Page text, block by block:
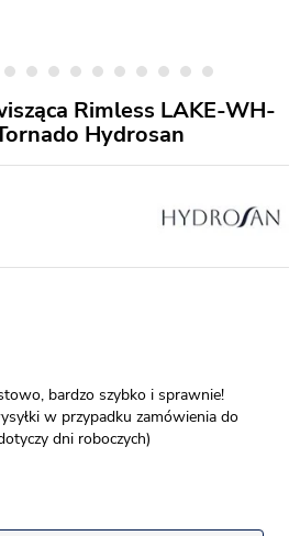
Rimless LAKE-WH-
Hydrosan
bardzo szybko i sprawnie!
w przypadku zamówienia do
dni roboczych)